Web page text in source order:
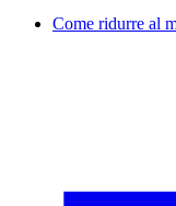
Come ridurre al